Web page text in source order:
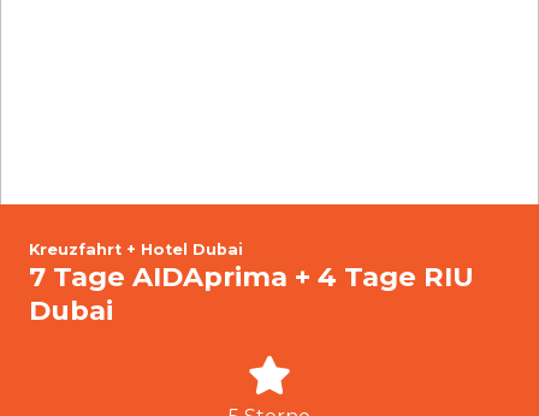
Kreuzfahrt + Hotel Dubai
7 Tage AIDAprima + 4 Tage RIU
Dubai